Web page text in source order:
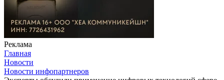
Реклама
Главная
Новости
Новости инфопартнеров